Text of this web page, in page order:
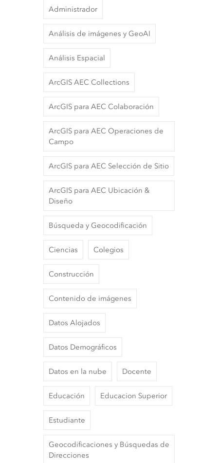
Administrador
Análisis de imágenes y GeoAI
Análisis Espacial
ArcGIS AEC Collections
ArcGIS para AEC Colaboración
ArcGIS para AEC Operaciones de
Campo
ArcGIS para AEC Selección de Sitio
ArcGIS para AEC Ubicación &
Diseño
Búsqueda y Geocodificación
Ciencias Colegios
Construcción
Contenido de imágenes
Datos Alojados
Datos Demográficos
Datos en la nube Docente
Educación Educacion Superior
Estudiante
Geocodificaciones y Búsquedas de
Direcciones